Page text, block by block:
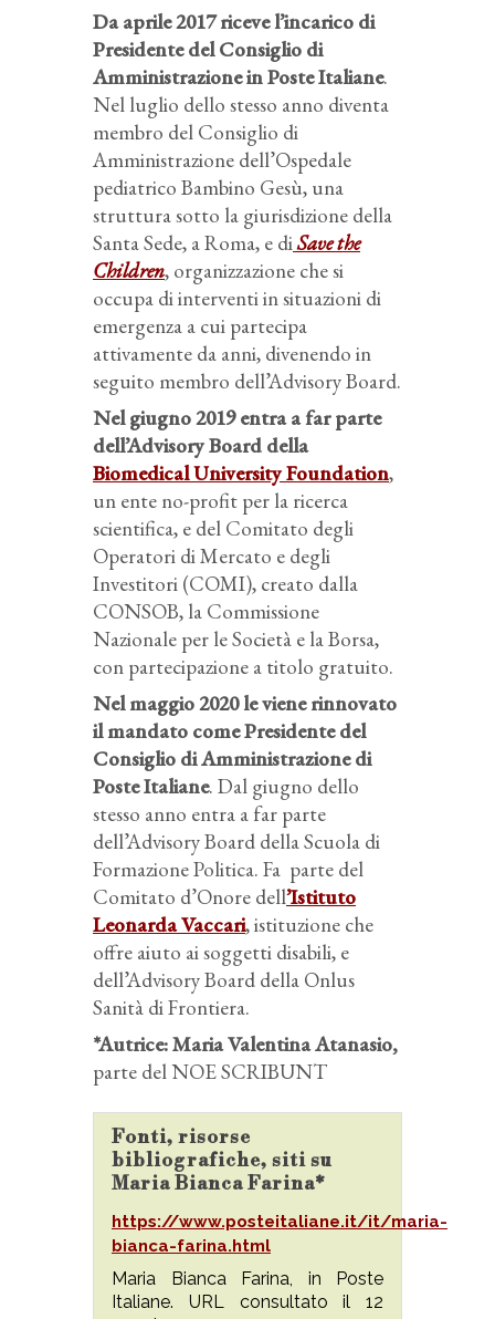
Da aprile 2017 riceve l’incarico di
Presidente del Consiglio di
Amministrazione in Poste Italiane.
Nel luglio dello stesso anno diventa
membro del Consiglio di
Amministrazione dell’Ospedale
pediatrico Bambino Gesù, una
struttura sotto la giurisdizione della
Santa Sede, a Roma, e diSave the
Children, organizzazione che si
occupa di interventi in situazioni di
emergenza a cui partecipa
attivamente da anni, divenendo in
seguito membro dell’Advisory Board.
Nel giugno 2019 entra a far parte
dell’Advisory Board della
Biomedical University Foundation,
un ente no-profit per la ricerca
scientifica, e del Comitato degli
Operatori di Mercato e degli
Investitori (COMI), creato dalla
CONSOB, la Commissione
Nazionale per le Società e la Borsa,
con partecipazione a titolo gratuito.
Nel maggio 2020 le viene rinnovato
il mandato come Presidente del
Consiglio di Amministrazione di
Poste Italiane. Dal giugno dello
stesso anno entra a far parte
dell’Advisory Board della Scuola di
Formazione Politica. Fa parte del
Comitato d’Onore dell’Istituto
Leonarda Vaccari, istituzione che
offre aiuto ai soggetti disabili, e
dell’Advisory Board della Onlus
Sanità di Frontiera.
*Autrice: Maria Valentina Atanasio,
parte del NOE SCRIBUNT
Fonti, risorse
bibliografiche, siti su
Maria Bianca Farina*
https://www.posteitaliane.it/it/maria-
bianca-farina.html
Maria Bianca Farina, in Poste
Italiane. URL consultato il 12